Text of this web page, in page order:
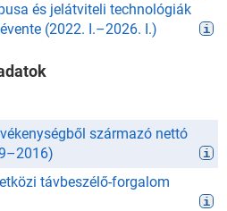
és jelátviteli technológiák
(2022. I.–2026. I.)
származó nettó
–2016)
távbeszélő-forgalom